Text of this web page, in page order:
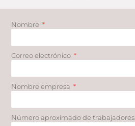
Nombre
Correo electrónico
Nombre empresa
Número aproximado de trabajadores